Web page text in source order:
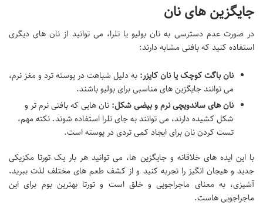
جایگزین های نان
در صورت عدم دسترسی به نان بولیو یا تلرا، می توانید از نان های دیگری
استفاده کنید که بافتی مشابه دارند:
نان باگت کوچک یا نان کایزر: به دلیل شباهت در پوسته ترد و مغز نرم،
می توانند جایگزین های مناسبی برای بولیو باشند.
نان های ساندویچی نرم و بیضی شکل: نان هایی که بافتی نرم تر و
شکل کشیده دارند، می توانند به جای تلرا استفاده شوند. نکته مهم،
تست کردن نان برای ایجاد کمی تردی در پوسته است.
با این ایده های خلاقانه و جایگزین ها، می توانید هر بار یک تورتا مکزیکی
جدید و هیجان انگیز را تجربه کنید و از کشف طعم های مختلف لذت ببرید.
آشپزی، به معنای ماجراجویی و خلق است و تورتا بهترین بوم برای این
ماجراجویی هاست.